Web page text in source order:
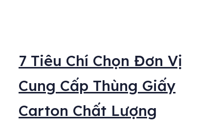
7 Tiêu Chí Chọn Đơn Vị
Cung Cấp Thùng Giấy
Carton Chất Lượng